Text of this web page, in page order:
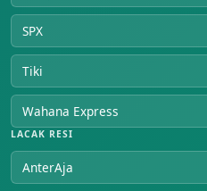
SPX
Tiki
Wahana Express
LACAK RESI
AnterAja